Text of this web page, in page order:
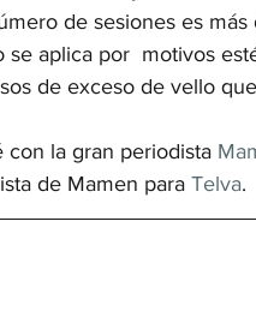
de sesiones es
se aplica por  motivos
de exceso de vello
con la gran periodista
de Mamen para Telva.